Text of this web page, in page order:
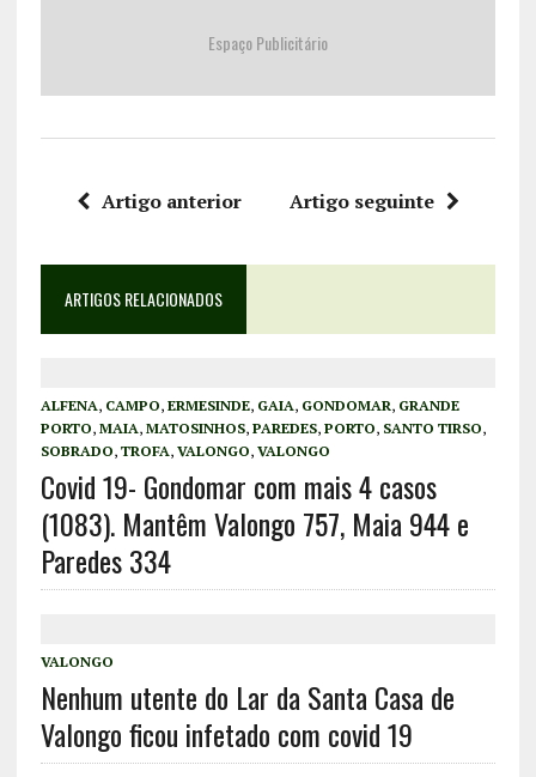
Espaço Publicitário
Artigo anterior Artigo seguinte
ARTIGOS RELACIONADOS
ALFENA, CAMPO, ERMESINDE, GAIA, GONDOMAR, GRANDE
PORTO, MAIA, MATOSINHOS, PAREDES, PORTO, SANTO TIRSO,
SOBRADO, TROFA, VALONGO, VALONGO
Covid 19- Gondomar com mais 4 casos
(1083). Mantêm Valongo 757, Maia 944 e
Paredes 334
VALONGO
Nenhum utente do Lar da Santa Casa de
Valongo ficou infetado com covid 19